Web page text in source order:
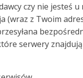
czy nie jesteś u
(wraz z Twoim
serwery